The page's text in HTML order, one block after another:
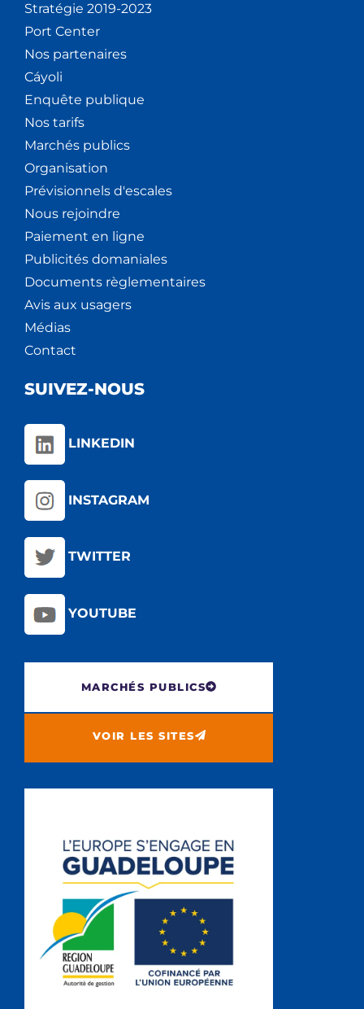
Stratégie 2019-2023
Port Center
Nos partenaires
Cáyoli
Enquête publique
Nos tarifs
Marchés publics
Organisation
Prévisionnels d'escales
Nous rejoindre
Paiement en ligne
Publicités domaniales
Documents règlementaires
Avis aux usagers
Médias
Contact
SUIVEZ-NOUS
LINKEDIN
INSTAGRAM
TWITTER
YOUTUBE
MARCHÉS PUBLICS
VOIR LES SITES